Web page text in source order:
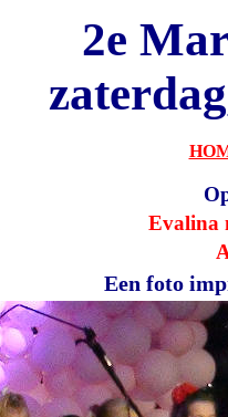
2e
Evalina
Een foto